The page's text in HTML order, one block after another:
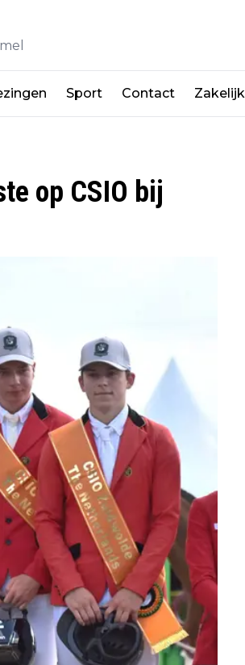
Sport Contact Zakelijk
op CSIO bij